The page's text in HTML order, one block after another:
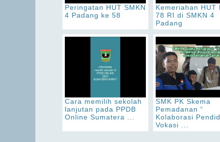
Peringatan HUT SMKN
4 Padang ke 58
Kemeriahan HUT
78 RI di SMKN 4
Padang
Cara memilih sekolah
lanjutan pada PPDB
Online Sumatera ...
SMK PK Skema
Pemadanan “
Kolaborasi
Vokasi ...